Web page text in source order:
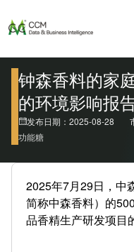
钟森香料的家
的环境影响报
发布日期：2025-08-28
功能糖
2025年7月29日，中
简称中森香料）的
品香精生产研发项目